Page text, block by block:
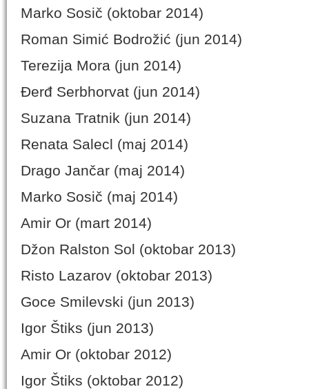
Marko Sosič (oktobar 2014)
Roman Simić Bodrožić (jun 2014)
Terezija Mora (jun 2014)
Đerđ Serbhorvat (jun 2014)
Suzana Tratnik (jun 2014)
Renata Salecl (maj 2014)
Drago Jančar (maj 2014)
Marko Sosič (maj 2014)
Amir Or (mart 2014)
Džon Ralston Sol (oktobar 2013)
Risto Lazarov (oktobar 2013)
Goce Smilevski (jun 2013)
Igor Štiks (jun 2013)
Amir Or (oktobar 2012)
Igor Štiks (oktobar 2012)